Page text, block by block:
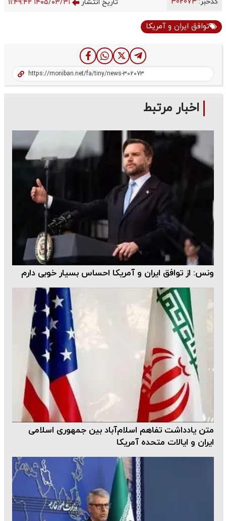
تاریخ انتشار ۱۴۰۵/۰۳/۳۱ ۱۱:۴۹:۴۲
توافق ایران و آمریکا
اخبار مرتبط
ونس: از توافق ایران و آمریکا احساس بسیار خوبی دارم
متن یادداشت تفاهم اسلام‌آباد بین جمهوری اسلامی
ایران و ایالات متحده آمریکا